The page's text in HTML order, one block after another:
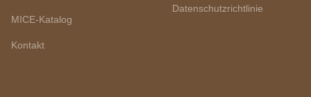
MICE-Katalog
Kontakt
Datenschutzrichtlinie